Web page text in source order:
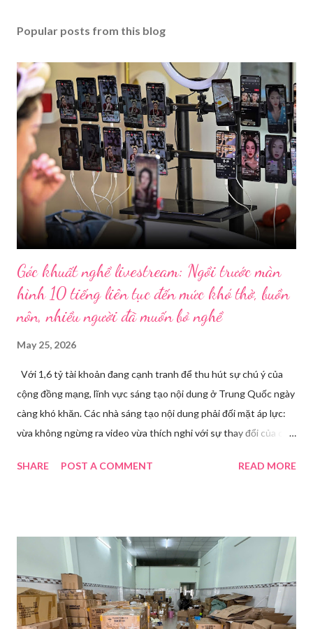
Popular posts from this blog
Góc khuất nghề livestream: Ngồi trước màn
hình 10 tiếng liên tục đến mức khó thở, buồn
nôn, nhiều người đã muốn bỏ nghề
May 25, 2026
Với 1,6 tỷ tài khoản đang cạnh tranh để thu hút sự chú ý của
cộng đồng mạng, lĩnh vực sáng tạo nội dung ở Trung Quốc ngày
càng khó khăn. Các nhà sáng tạo nội dung phải đối mặt áp lực:
vừa không ngừng ra video vừa thích nghi với sự thay đổi của các
Huawei tại Hội nghị Di động Thế giới tại Thượng Hải năm 2021.
thay đồ. Chỉ trong vài phút, phòng khách được sắp xếp lại. Hai
đèn chiếu ngược sáng bật lên. Một chiếc điện thoại được gắn cố
định. Cả ba người vào vị trí. Wu đã chuẩn bị sẵn lời thoại và trao
đổi trước cách diễn đạt với ông và mẹ, thậm chí còn bàn xem
SHARE POST A COMMENT READ MORE